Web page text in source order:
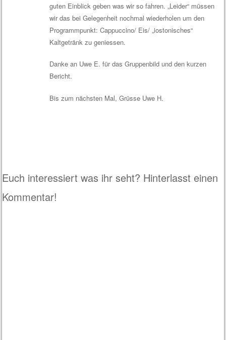
guten Einblick geben was wir so fahren. „Leider“ müssen
wir das bei Gelegenheit nochmal wiederholen um den
Programmpunkt: Cappuccino/ Eis/ „iostonisches“
Kaltgetränk zu geniessen.
Danke an Uwe E. für das Gruppenbild und den kurzen
Bericht.
Bis zum nächsten Mal, Grüsse Uwe H.
Euch interessiert was ihr seht? Hinterlasst einen
Kommentar!